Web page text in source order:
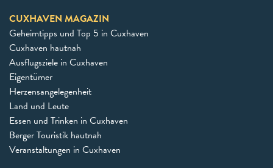
CUXHAVEN MAGAZIN
Geheimtipps und Top 5 in Cuxhaven
Cuxhaven hautnah
Ausflugsziele in Cuxhaven
Eigentümer
Herzensangelegenheit
Land und Leute
Essen und Trinken in Cuxhaven
Berger Touristik hautnah
Veranstaltungen in Cuxhaven